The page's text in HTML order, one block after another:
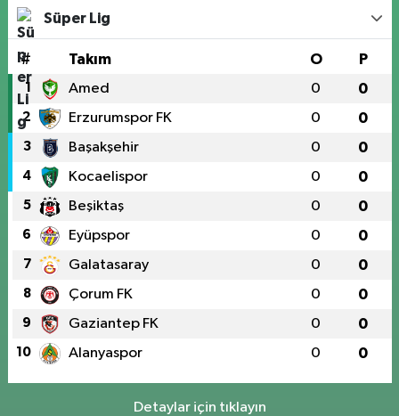
Süper Lig
# Takım O P
1 Amed 0 0
2 Erzurumspor FK 0 0
3 Başakşehir 0 0
4 Kocaelispor 0 0
5 Beşiktaş 0 0
6 Eyüpspor 0 0
7 Galatasaray 0 0
8 Çorum FK 0 0
9 Gaziantep FK 0 0
10 Alanyaspor 0 0
Detaylar için tıklayın